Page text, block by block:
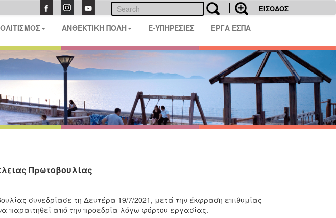
ΕΙΣΟΔΟΣ
ΑΝΘΕΚΤΙΚΗ ΠΟΛΗ E-ΥΠΗΡΕΣΙΕΣ ΕΡΓΑ ΕΣΠΑ
Πρωτοβουλίας
συνεδρίασε τη Δευτέρα 19/7/2021, μετά την έκφραση επιθυμίας
παραιτηθεί από την προεδρία λόγω φόρτου εργασίας.